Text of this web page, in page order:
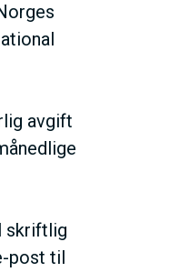
avgift
skriftlig
post til